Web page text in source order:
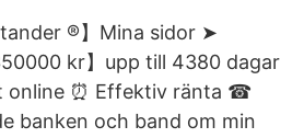
®】Mina sidor ➤
kr】upp till 4380 dagar
online ⏰ Effektiv ränta ☎
banken och band om min